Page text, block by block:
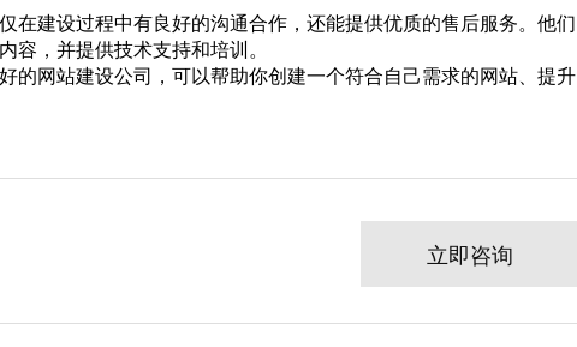
建设过程中有良好的沟通合作，还能提供优质的售后服务。他们
，并提供技术支持和培训。
网站建设公司，可以帮助你创建一个符合自己需求的网站、提升
立即咨询